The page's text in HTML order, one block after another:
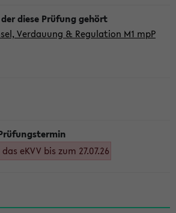
Verdauung & Regulation M1 mpP
eKVV bis zum 27.07.26